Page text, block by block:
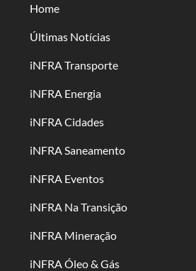
Home
Últimas Notícias
iNFRA Transporte
iNFRA Energia
iNFRA Cidades
iNFRA Saneamento
iNFRA Eventos
iNFRA Na Transição
iNFRA Mineração
iNFRA Óleo & Gás